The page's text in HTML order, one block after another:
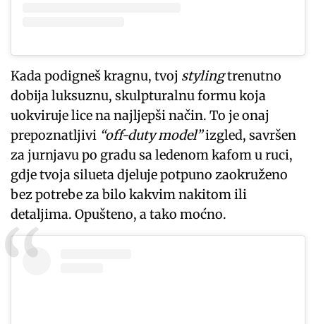
Kada podigneš kragnu, tvoj stylingtrenutno
dobija luksuznu, skulpturalnu formu koja
uokviruje lice na najljepši način. To je onaj
prepoznatljivi “off-duty model”izgled, savršen
za jurnjavu po gradu sa ledenom kafom u ruci,
gdje tvoja silueta djeluje potpuno zaokruženo
bez potrebe za bilo kakvim nakitom ili
detaljima. Opušteno, a tako moćno.